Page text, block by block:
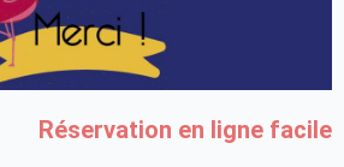
Réservation en ligne facile